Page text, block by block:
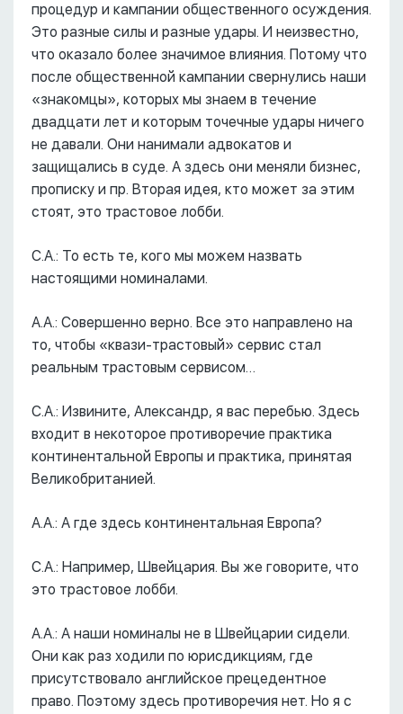
процедур и кампании общественного осуждения.
Это разные силы и разные удары. И неизвестно,
что оказало более значимое влияния. Потому что
после общественной кампании свернулись наши
«знакомцы», которых мы знаем в течение
двадцати лет и которым точечные удары ничего
не давали. Они нанимали адвокатов и
защищались в суде. А здесь они меняли бизнес,
прописку и пр. Вторая идея, кто может за этим
стоят, это трастовое лобби.
С.А.: То есть те, кого мы можем назвать
настоящими номиналами.
А.А.: Совершенно верно. Все это направлено на
то, чтобы «квази-трастовый» сервис стал
реальным трастовым сервисом…
С.А.: Извините, Александр, я вас перебью. Здесь
входит в некоторое противоречие практика
континентальной Европы и практика, принятая
Великобританией.
А.А.: А где здесь континентальная Европа?
С.А.: Например, Швейцария. Вы же говорите, что
это трастовое лобби.
А.А.: А наши номиналы не в Швейцарии сидели.
Они как раз ходили по юрисдикциям, где
присутствовало английское прецедентное
право. Поэтому здесь противоречия нет. Но я с